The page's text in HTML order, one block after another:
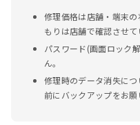
修理価格は店舗・端末
もりは店舗で確認させて
パスワード(画面ロック
ん。
修理時のデータ消失に
前にバックアップをお願